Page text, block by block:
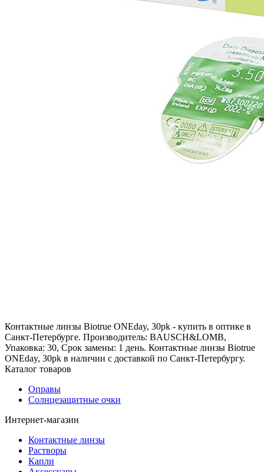
Контактные линзы Biotrue ONEday, 30pk - купить в оптике в
Санкт-Петербурге. Производитель: BAUSCH&LOMB,
Упаковка: 30, Срок замены: 1 день. Контактные линзы Biotrue
ONEday, 30pk в наличии с доставкой по Санкт-Петербургу.
Каталог товаров
Оправы
Солнцезащитные очки
Интернет-магазин
Контактные линзы
Растворы
Капли